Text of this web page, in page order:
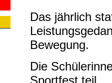
Das jährlich
Bewegung.
Die
Sportfest teil.